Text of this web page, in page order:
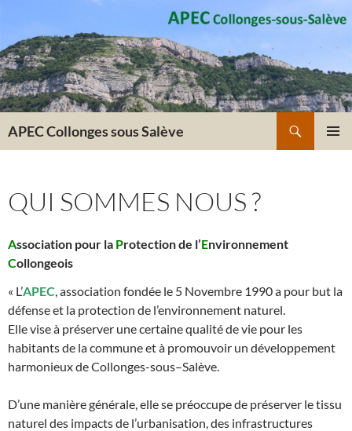
APEC Collonges sous Salève
QUI SOMMES NOUS ?
Association pour la Protection de l’Environnement
Collongeois
« L’APEC , association fondée le 5 Novembre 1990 a pour but la
défense et la protection de l’environnement naturel.
Elle vise à préserver une certaine qualité de vie pour les
habitants de la commune et à promouvoir un développement
harmonieux de Collonges-sous–Salève.
D’une manière générale, elle se préoccupe de préserver le tissu
naturel des impacts de l’urbanisation, des infrastructures